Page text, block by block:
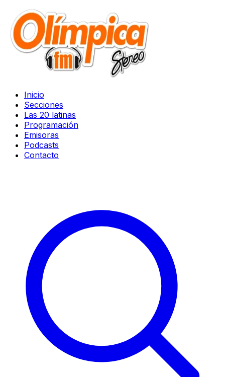
Inicio
Secciones
Las 20 latinas
Programación
Emisoras
Podcasts
Contacto